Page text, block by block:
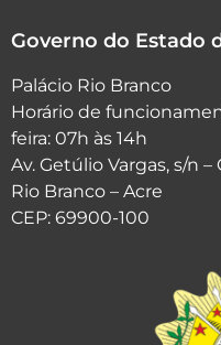
Governo do Estado
Palácio Rio Branco
Horário de
feira: 07h às 14h
Av. Getúlio Vargas, s/n –
Rio Branco – Acre
CEP: 69900-100